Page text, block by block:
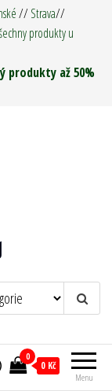
//Strava//
produkty u
produkty až 50%
Military, Survival, Pro
i ženy
Menu
0
0 Kč